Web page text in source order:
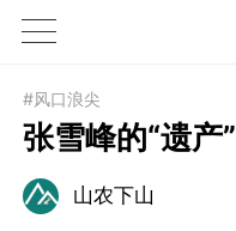
1X
#风口浪尖
张雪峰的“遗产”
山农下山